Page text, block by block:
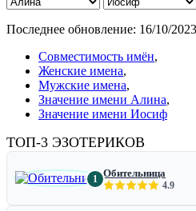
Последнее обновление: 16/10/2023
Совместимость имён,
Женские имена,
Мужские имена,
Значение имени Алина,
Значение имени Иосиф
ТОП-3 ЭЗОТЕРИКОВ
1 Обительница
4.9